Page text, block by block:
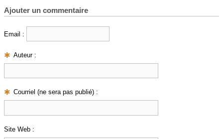
Ajouter un commentaire
Email :
Auteur :
Courriel (ne sera pas publié) :
Site Web :